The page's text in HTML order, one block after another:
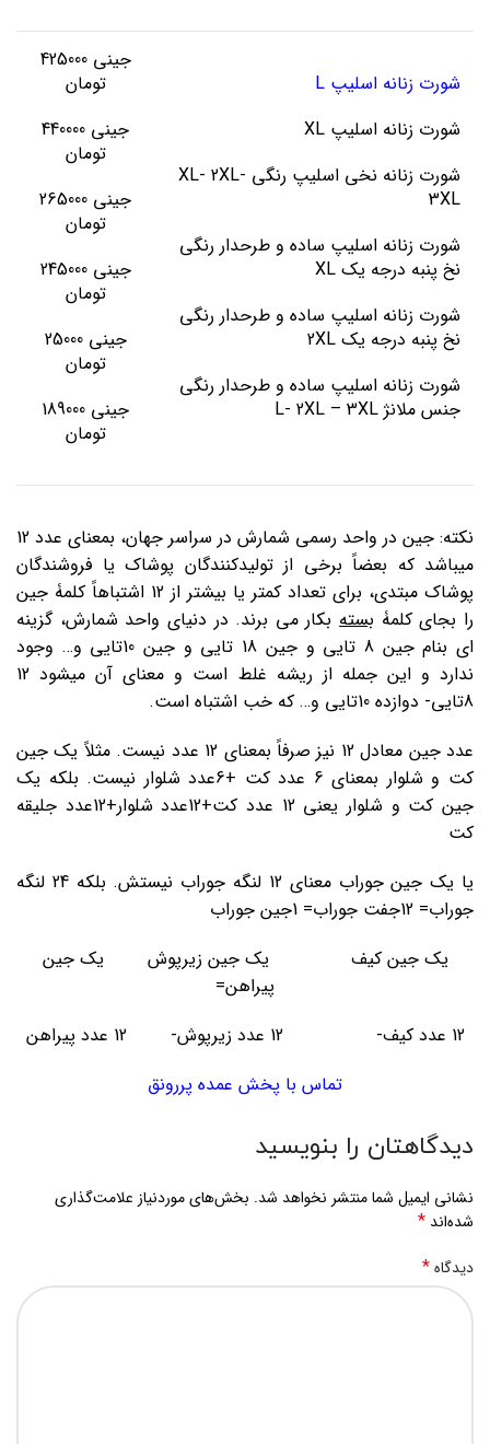
شورت زنانه اسلیپ L
شورت زنانه اسلیپ XL
شورت زنانه نخی اسلیپ رنگی XL- 2XL-
3XL
شورت زنانه اسلیپ ساده و طرحدار رنگی
نخ پنبه درجه یک XL
شورت زنانه اسلیپ ساده و طرحدار رنگی
نخ پنبه درجه یک 2XL
شورت زنانه اسلیپ ساده و طرحدار رنگی
جنس ملانژ L- 2XL – 3XL
جینی 425000
تومان
جینی 440000
تومان
جینی 265000
تومان
جینی 245000
تومان
جینی 25000
تومان
جینی 189000
تومان
نکته: جین در واحد رسمی شمارش در سراسر جهان، بمعنای عدد 12
میباشد که بعضاً برخی از تولیدکنندگان پوشاک یا فروشندگان
پوشاک مبتدی، برای تعداد کمتر یا بیشتر از 12 اشتباهاً کلمۀ جی
ن
را بجای کلمۀ بستهبکار می برند. در دنیای واحد شمارش، گزینه
ای بنام جین 8 تایی و جین 18 تایی و جین 10تایی و… وجود
ندارد و این جمله از ریشه غلط است و معنای آن میشود 12
8تایی- دوازده 10تایی و… که خب اشتباه است.
عدد جین معادل 12 نیز صرفاً بمعنای 12 عدد نیست. مثلاً یک جین
کت و شلوار بمعنای 6 عدد کت +6عدد شلوار نیست. بلکه یک
جین کت و شلوار یعنی 12 عدد کت+12عدد شلوار+12عدد جلیقه
کت
یا یک جین جوراب معنای 12 لنگه جوراب نیستش. بلکه 24 لنگه
جوراب= 12جفت جوراب= 1جین جوراب
یک جین کیف یک جین زیرپوش یک جین
پیراهن=
12 عدد کیف- 12 عدد زیرپوش- 12 عدد پیراهن
تماس با پخش عمده پررونق
دیدگاهتان را بنویسید
نشانی ایمیل شما منتشر نخواهد شد. بخش‌های موردنیاز علامت‌گذاری
شده‌اند *
دیدگاه*